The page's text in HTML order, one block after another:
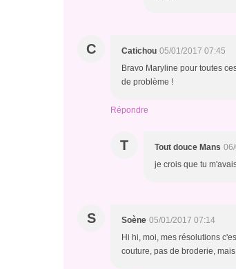
C Catichou 05/01/2017 07:45
Bravo Maryline pour toutes
de problème !
Répondre
T Tout douce Mans
je crois que tu
S Soène 05/01/2017 07:14
Hi hi, moi, mes résolutions
couture, pas de broderie,